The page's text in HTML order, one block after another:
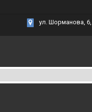
ул. Шорманова,